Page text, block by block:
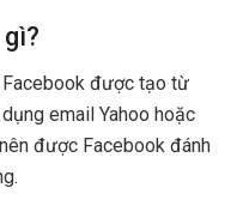
được tạo từ
email Yahoo hoặc
được Facebook đánh